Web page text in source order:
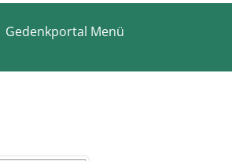
Gedenkportal Menü